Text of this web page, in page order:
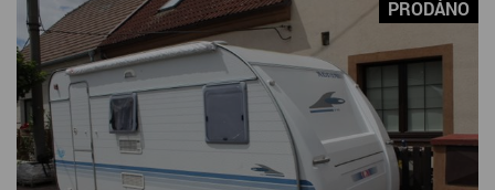
SERVIS KARAVANŮ
KONTAKT
PRODÁNO